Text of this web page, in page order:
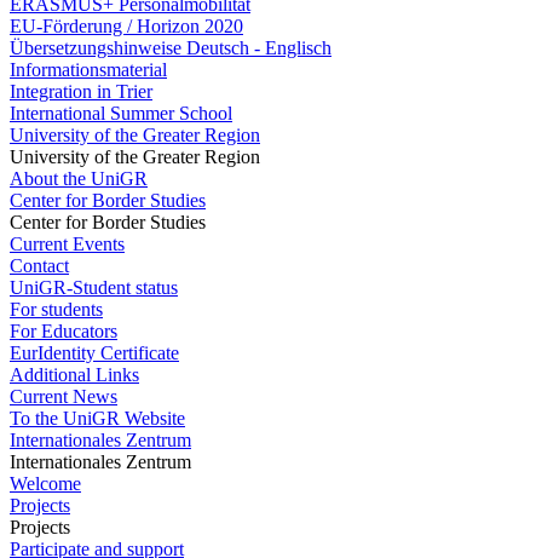
ERASMUS+ Personalmobilität
EU-Förderung / Horizon 2020
Übersetzungshinweise Deutsch - Englisch
Informationsmaterial
Integration in Trier
International Summer School
University of the Greater Region
University of the Greater Region
About the UniGR
Center for Border Studies
Center for Border Studies
Current Events
Contact
UniGR-Student status
For students
For Educators
EurIdentity Certificate
Additional Links
Current News
To the UniGR Website
Internationales Zentrum
Internationales Zentrum
Welcome
Projects
Projects
Participate and support